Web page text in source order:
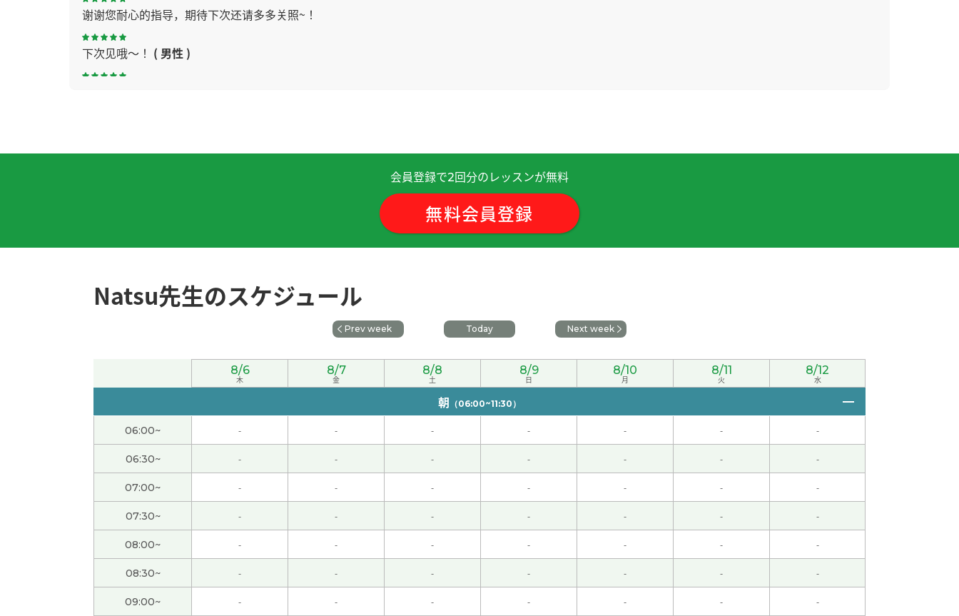
谢谢您耐心的指导，期待下次还请多多关照~！
下次见哦～！ ( 男性 )
没有实现想去的地方想做的事情。没有办法。算了。下次见吧。( 男性 )
谢谢您 ( 女性 )
谢谢您的课，下次见！
身体健康地生活非常难。身体健康地生活感觉没有意思。年轻的人马上就恢复身体。下次见吧。
下次见哦！( 男性 )
汉语很难 。谢谢 老師
謝謝
謝謝
会員登録で2回分のレッスンが無料
無料会員登録
Natsu先生のスケジュール
Prev week Today Next week
8/6
木
8/7
金
8/8
土
8/9
日
8/10
月
8/11
火
8/12
水
朝 （06:00~11:30）
06:00~ - - - - - - -
06:30~ - - - - - - -
07:00~ - - - - - - -
07:30~ - - - - - - -
08:00~ - - - - - - -
08:30~ - - - - - - -
09:00~ - - - - - - -